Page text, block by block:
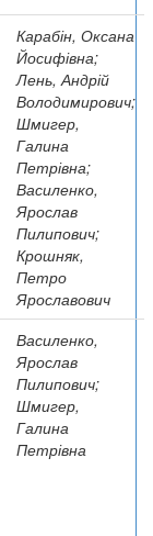
Карабін, Оксана
Йосифівна;
Лень, Андрій
Володимирович;
Шмигер,
Галина
Петрівна;
Василенко,
Ярослав
Пилипович;
Крошняк,
Петро
Ярославович
Василенко,
Ярослав
Пилипович;
Шмигер,
Галина
Петрівна